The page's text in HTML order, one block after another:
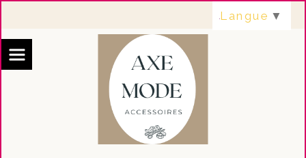
Langue ▼
Panneau de gestion des cookies